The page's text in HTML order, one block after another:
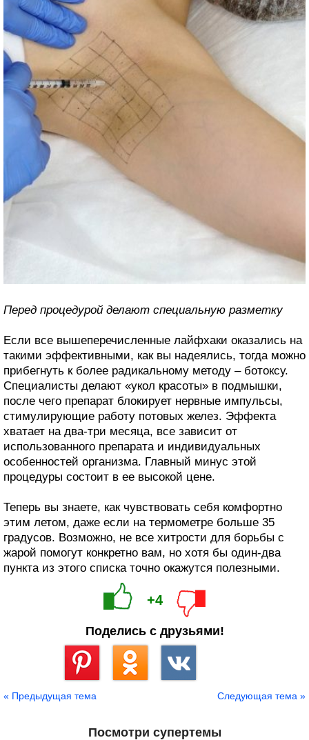
Перед процедурой делают специальную разметку
Если все вышеперечисленные лайфхаки оказались на
такими эффективными, как вы надеялись, тогда можно
прибегнуть к более радикальному методу – ботоксу.
Специалисты делают «укол красоты» в подмышки,
после чего препарат блокирует нервные импульсы,
стимулирующие работу потовых желез. Эффекта
хватает на два-три месяца, все зависит от
использованного препарата и индивидуальных
особенностей организма. Главный минус этой
процедуры состоит в ее высокой цене.
Теперь вы знаете, как чувствовать себя комфортно
этим летом, даже если на термометре больше 35
градусов. Возможно, не все хитрости для борьбы с
жарой помогут конкретно вам, но хотя бы один-два
пункта из этого списка точно окажутся полезными.
+4
Поделись с друзьями!
« Предыдущая тема Следующая тема »
Посмотри супертемы